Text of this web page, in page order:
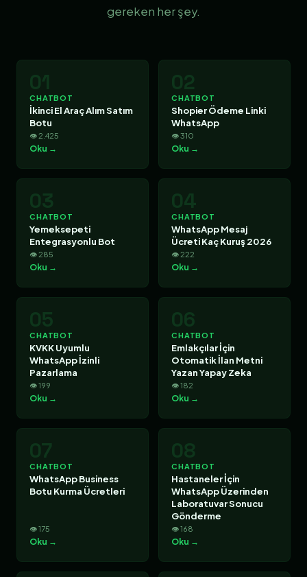
gereken her şey.
01
CHATBOT
İkinci El Araç Alım Satım
Botu
👁 2.425
Oku →
02
CHATBOT
Shopier Ödeme Linki
WhatsApp
👁 310
Oku →
03
CHATBOT
Yemeksepeti
Entegrasyonlu Bot
👁 285
Oku →
04
CHATBOT
WhatsApp Mesaj
Ücreti Kaç Kuruş 2026
👁 222
Oku →
05
CHATBOT
KVKK Uyumlu
WhatsApp İzinli
Pazarlama
👁 199
Oku →
06
CHATBOT
Emlakçılar İçin
Otomatik İlan Metni
Yazan Yapay Zeka
👁 182
Oku →
07
CHATBOT
WhatsApp Business
Botu Kurma Ücretleri
👁 175
Oku →
08
CHATBOT
Hastaneler İçin
WhatsApp Üzerinden
Laboratuvar Sonucu
Gönderme
👁 168
Oku →